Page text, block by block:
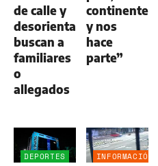
de calle y
desorientada:
buscan a
familiares
o
allegados
continentes
y nos
hace
parte”
DEPORTES
INFORMACIÓN